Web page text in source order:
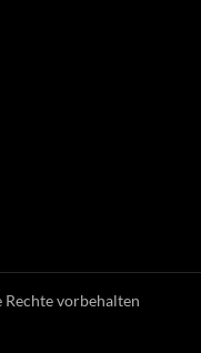
Rechte vorbehalten